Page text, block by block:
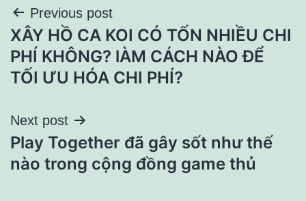
Điều
hướng
bài
viết
Previous post
XÂY HỒ CA KOI CÓ TỐN NHIỀU CHI
PHÍ KHÔNG? lÀM CÁCH NÀO ĐỂ
TỐI ƯU HÓA CHI PHÍ?
Next post
Play Together đã gây sốt như thế
nào trong cộng đồng game thủ